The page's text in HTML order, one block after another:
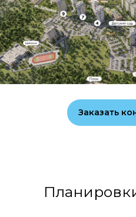
Заказать